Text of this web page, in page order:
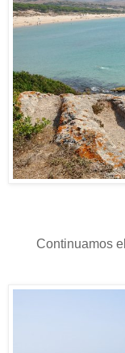
Continuamos